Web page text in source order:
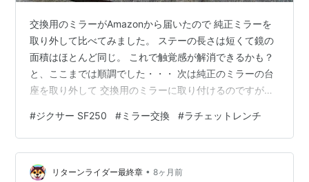
交換用のミラーがAmazonから届いたので 純正ミラーを
取り外して比べてみました。 ステーの長さは短くて鏡の
面積はほとんど同じ。 これで触覚感が解消できるかも？
と、ここまでは順調でした・・・ 次は純正のミラーの台
座を取り外して 交換用のミラーに取り付けるのですが。
大きいソケットより ステーを台座に固定しているナット
の方が大きい・・・ と言う事は～ 台座が取り外せないの
で、作業はここまでで終了。 何も変わらないのでは収ま
りがつかないので ロングスクリーンを外してメーターバ
#ジクサー SF250 #ミラー交換 #ラチェットレンチ
リターンライダー最終章 • 8ヶ月前